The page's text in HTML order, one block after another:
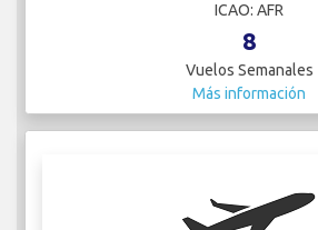
ICAO: AFR
8
Vuelos Semanales
Más información